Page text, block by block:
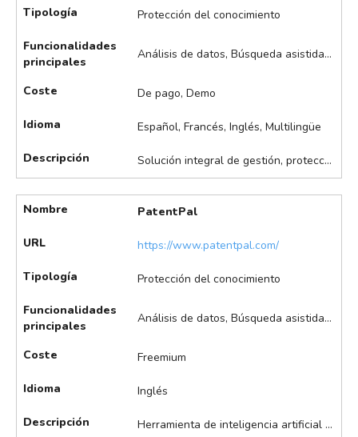
Tipología Protección del conocimiento
Funcionalidades
principales
Análisis de datos, Búsqueda asistida de patentes, Monitorización de competidores
Coste De pago, Demo
Idioma Español, Francés, Inglés, Multilingüe
Descripción Solución integral de gestión, protección y explotación de patentes, marcas y otros activos de propiedad intelectual. Destaca en búsqueda avanzada de patentes y marcas, gestión de carteras de propiedad intelectual, análisis de citas y tendencias, monitorización de competidores, herramientas de colaboración y servicios de valorización y explotación, entre otros.
Nombre PatentPal
URL https://www.patentpal.com/
Tipología Protección del conocimiento
Funcionalidades
principales
Análisis de datos, Búsqueda asistida de patentes, Generación asistida de reivindicaciones, Redacción asistida de patentes
Coste Freemium
Idioma Inglés
Descripción Herramienta de inteligencia artificial para la redacción automática de patentes, optimizando el proceso de protección y explotación de la propiedad intelectual. Destaca en la redacción automática de patentes, generación de reivindicaciones y descripciones, análisis de calidad de patentes y está integrada con bases de datos de patentes.